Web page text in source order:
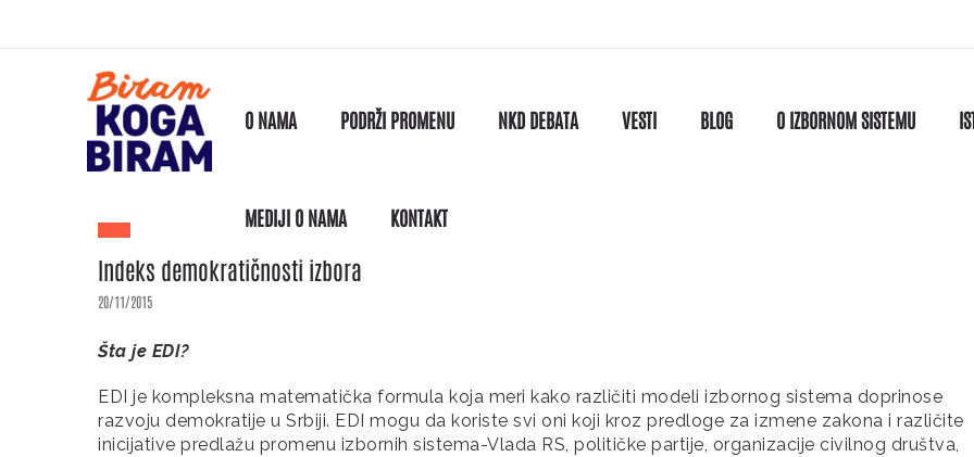
O NAMA PODRŽI PROMENU NKD DEBATA VESTI BLOG O IZBORNOM SISTEMU
MEDIJI O NAMA KONTAKT
Indeks demokratičnosti izbora
20/11/2015
Šta je EDI?
EDI je kompleksna matematička formula koja meri kako različiti modeli izbornog sistema doprinose
razvoju demokratije u Srbiji. EDI mogu da koriste svi oni koji kroz predloge za izmene zakona i različite
inicijative predlažu promenu izbornih sistema-Vlada RS, političke partije, organizacije civilnog društva,